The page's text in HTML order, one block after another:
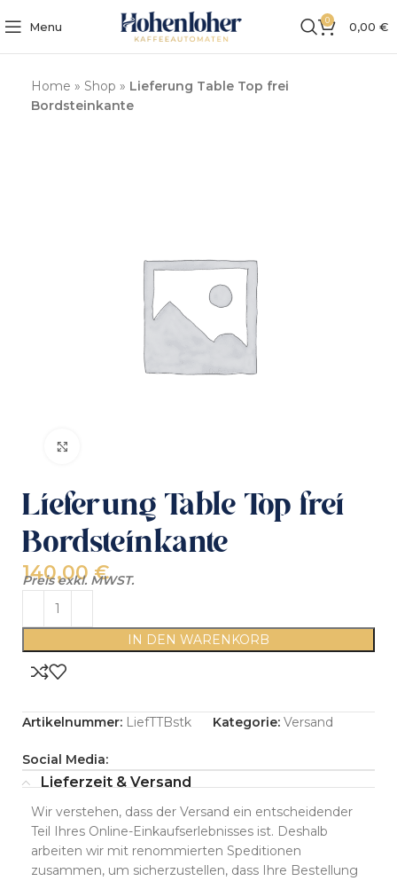
Menu 0 0,00 €
Home » Shop » Lieferung Table Top frei
Bordsteinkante
Lieferung Table Top frei
Bordsteinkante
140,00€
Preis exkl. MWST.
IN DEN WARENKORB
Artikelnummer: LiefTTBstk Kategorie: Versand
Social Media:
Lieferzeit & Versand
Wir verstehen, dass der Versand ein entscheidender
Teil Ihres Online-Einkaufserlebnisses ist. Deshalb
arbeiten wir mit renommierten Speditionen
zusammen, um sicherzustellen, dass Ihre Bestellung